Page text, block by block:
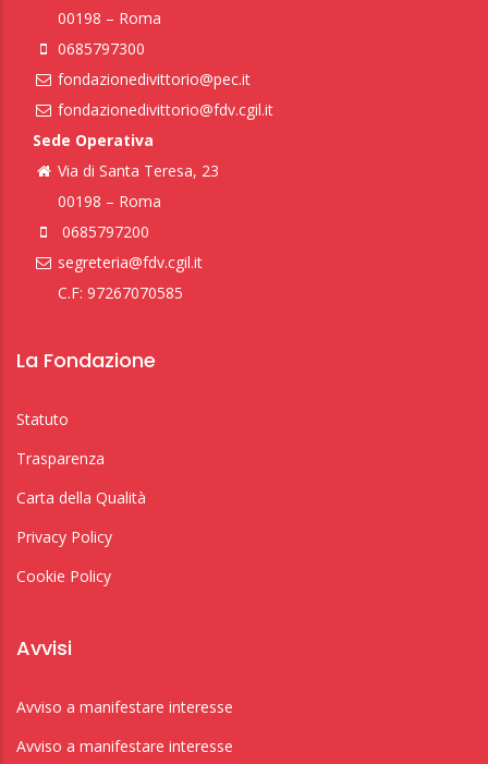
00198 – Roma
0685797300
fondazionedivittorio@pec.it
fondazionedivittorio@fdv.cgil.it
Sede Operativa
Via di Santa Teresa, 23
00198 – Roma
0685797200
segreteria@fdv.cgil.it
C.F: 97267070585
La Fondazione
Statuto
Trasparenza
Carta della Qualità
Privacy Policy
Cookie Policy
Avvisi
Avviso a manifestare interesse
Avviso a manifestare interesse